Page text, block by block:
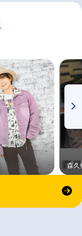
森久